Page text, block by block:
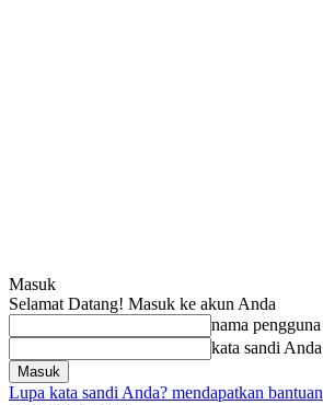
Masuk
Selamat Datang! Masuk ke akun Anda
nama pengguna
kata sandi Anda
Lupa kata sandi Anda? mendapatkan bantuan